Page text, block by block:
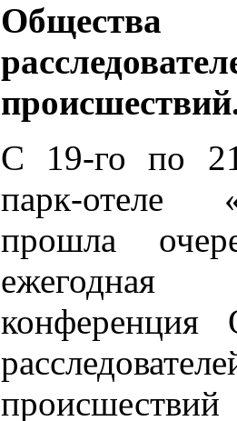
С 19-го по
парк-отеле
прошла
ежегодная
конференция